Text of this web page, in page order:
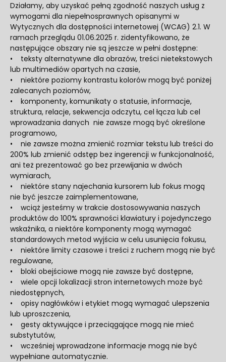
Działamy, aby uzyskać pełną zgodność naszych usług z
wymogami dla niepełnosprawnych opisanymi w
Wytycznych dla dostępności internetowej (WCAG) 2.1. W
ramach przeglądu 01.06.2025 r. zidentyfikowano, że
następujące obszary nie są jeszcze w pełni dostępne:
• teksty alternatywne dla obrazów, treści nietekstowych
lub multimediów opartych na czasie,
• niektóre poziomy kontrastu kolorów mogą być poniżej
zalecanych poziomów,
• komponenty, komunikaty o statusie, informacje,
struktura, relacje, sekwencja odczytu, cel łącza lub cel
wprowadzania danych nie zawsze mogą być określone
programowo,
• nie zawsze można zmienić rozmiar tekstu lub treści do
200% lub zmienić odstęp bez ingerencji w funkcjonalność,
ani też prezentować go bez przewijania w dwóch
wymiarach,
• niektóre stany najechania kursorem lub fokus mogą
nie być jeszcze zaimplementowane,
• wciąż jesteśmy w trakcie dostosowywania naszych
produktów do 100% sprawności klawiatury i pojedynczego
wskaźnika, a niektóre komponenty mogą wymagać
standardowych metod wyjścia w celu usunięcia fokusu,
• niektóre limity czasowe i treści z ruchem mogą nie być
regulowane,
• bloki obejściowe mogą nie zawsze być dostępne,
• wiele opcji lokalizacji stron internetowych może być
niedostępnych,
• opisy nagłówków i etykiet mogą wymagać ulepszenia
lub uproszczenia,
• gesty aktywujące i przeciągające mogą nie mieć
substytutów,
• wcześniej wprowadzone informacje mogą nie być
wypełniane automatycznie.